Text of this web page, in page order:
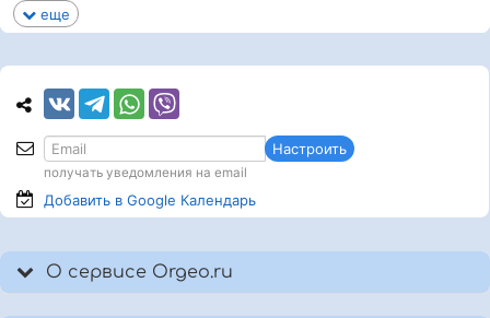
еще
Настроить
получать уведомления на email
Добавить в Google Календарь
О сервисе Orgeo.ru